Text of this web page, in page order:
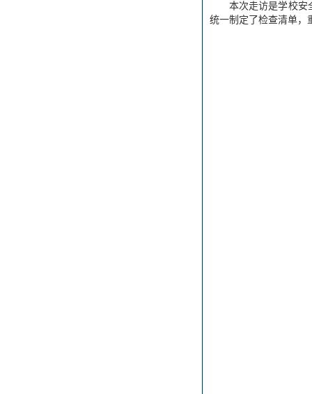
本次走访是学校安
统一制定了检查清单